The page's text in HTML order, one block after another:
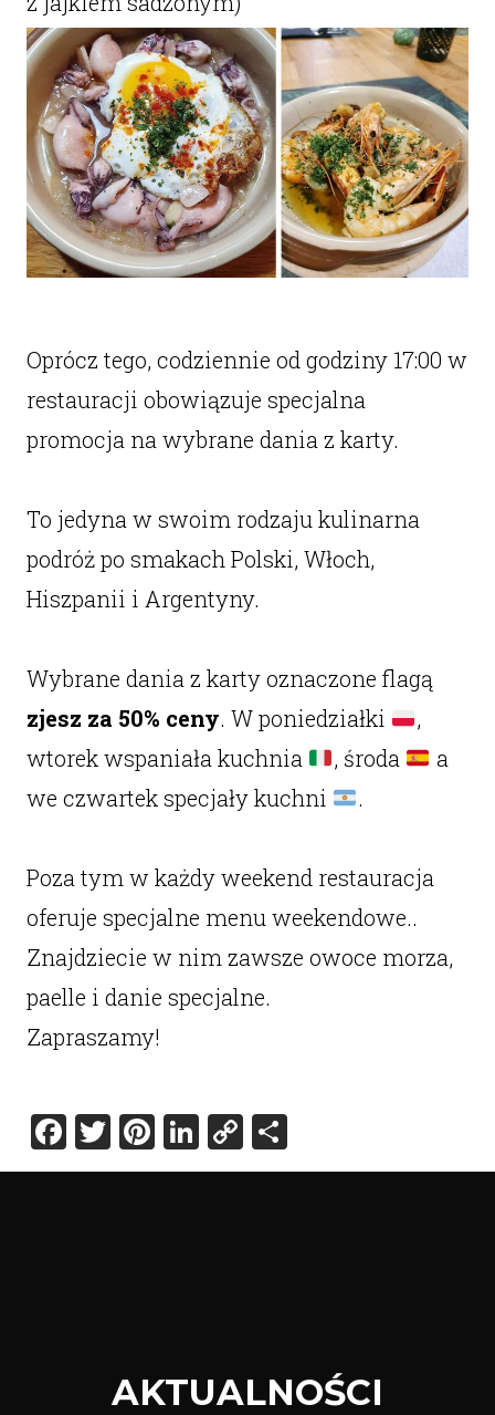
Oprócz tego, codziennie od godziny 17:00 w
restauracji obowiązuje specjalna
promocja na wybrane dania z karty.
To jedyna w swoim rodzaju kulinarna
podróż po smakach Polski, Włoch,
Hiszpanii i Argentyny.
Wybrane dania z karty oznaczone flagą
zjesz za 50% ceny. W poniedziałki
,
wtorek wspaniała kuchnia
, środa
a
we czwartek specjały kuchni
.
Poza tym w każdy weekend restauracja
oferuje specjalne menu weekendowe..
Znajdziecie w nim zawsze owoce morza,
paelle i danie specjalne.
Zapraszamy!
Facebook
Twitter
Pinterest
LinkedIn
Copy
Link
Share
AKTUALNOŚCI